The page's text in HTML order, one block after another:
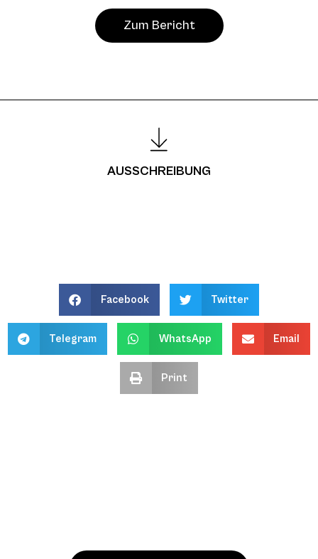
Zum Bericht
AUSSCHREIBUNG
Facebook Twitter
Telegram WhatsApp Email
Print